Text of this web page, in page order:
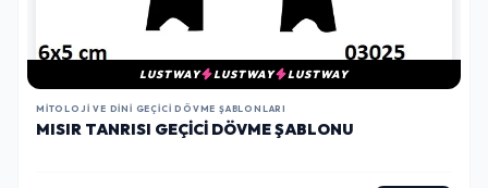
LUSTWAY LUSTWAY LUSTWAY
MITOLOJI VE DINI GEÇICI DÖVME ŞABLONLARI
MISIR TANRISI GEÇICI DÖVME ŞABLONU